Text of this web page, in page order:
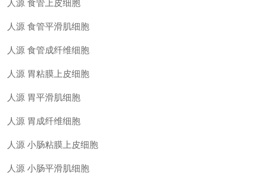
人源 食管上皮细胞
人源 食管平滑肌细胞
人源 食管成纤维细胞
人源 胃粘膜上皮细胞
人源 胃平滑肌细胞
人源 胃成纤维细胞
人源 小肠粘膜上皮细胞
人源 小肠平滑肌细胞